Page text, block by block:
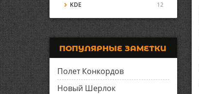
KDE
12
ПОПУЛЯРНЫЕ ЗАМЕТКИ
Полет Конкордов
Новый Шерлок